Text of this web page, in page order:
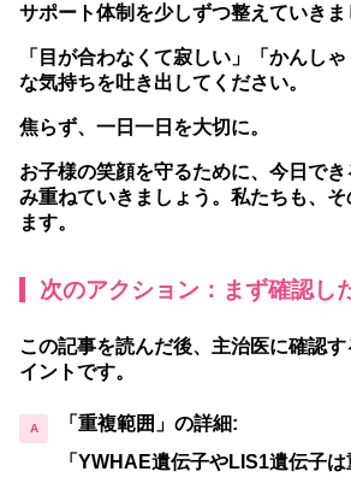
サポート体制を少しずつ整えていきま
「目が合わなくて寂しい」「かんし
な気持ちを吐き出してください。
焦らず、一日一日を大切に。
お子様の笑顔を守るために、今日で
み重ねていきましょう。私たちも、
ます。
次のアクション：まず確認し
この記事を読んだ後、主治医に確認
イントです。
「重複範囲」の詳細:
「YWHAE遺伝子やLIS1遺伝子